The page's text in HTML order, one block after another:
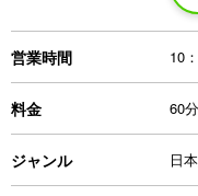
営業時間 10
料金 60
ジャンル 日